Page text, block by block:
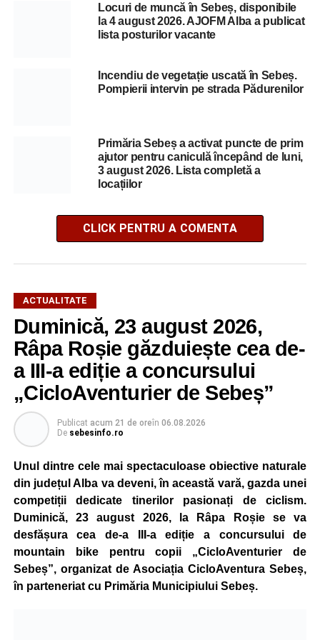
Locuri de muncă în Sebeș, disponibile
la 4 august 2026. AJOFM Alba a publicat
lista posturilor vacante
Incendiu de vegetație uscată în Sebeș.
Pompierii intervin pe strada Pădurenilor
Primăria Sebeș a activat puncte de prim
ajutor pentru caniculă începând de luni,
3 august 2026. Lista completă a
locațiilor
CLICK PENTRU A COMENTA
ACTUALITATE
Duminică, 23 august 2026,
Râpa Roșie găzduiește cea de-
a III-a ediție a concursului
„CicloAventurier de Sebeș”
Publicat acum 21 de oreîn 06.08.2026
De sebesinfo.ro
Unul dintre cele mai spectaculoase obiective naturale
din județul Alba va deveni, în această vară, gazda unei
competiții dedicate tinerilor pasionați de ciclism.
Duminică, 23 august 2026, la Râpa Roșie se va
desfășura cea de-a III-a ediție a concursului de
mountain bike pentru copii „CicloAventurier de
Sebeș”, organizat de Asociația CicloAventura Sebeș,
în parteneriat cu Primăria Municipiului Sebeș.